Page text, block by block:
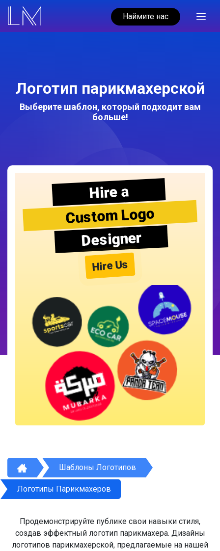
Наймите нас
Логотип парикмахерской
Выберите шаблон, который подходит вам
больше!
Hire a
Custom Logo
Designer
Hire Us
Шаблоны Логотипов
Логотипы Парикмахеров
Продемонстрируйте публике свои навыки стиля,
создав эффектный логотип парикмахера. Дизайны
логотипов парикмахерской, предлагаемые на нашей